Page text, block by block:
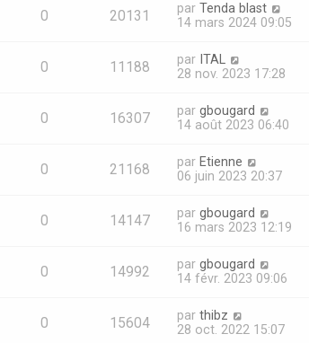
0 20131 par Tenda blast
14 mars 2024 09:05
0 11188 par ITAL
28 nov. 2023 17:28
0 16307 par gbougard
14 août 2023 06:40
0 21168 par Etienne
06 juin 2023 20:37
0 14147 par gbougard
16 mars 2023 12:19
0 14992 par gbougard
14 févr. 2023 09:06
0 15604 par thibz
28 oct. 2022 15:07